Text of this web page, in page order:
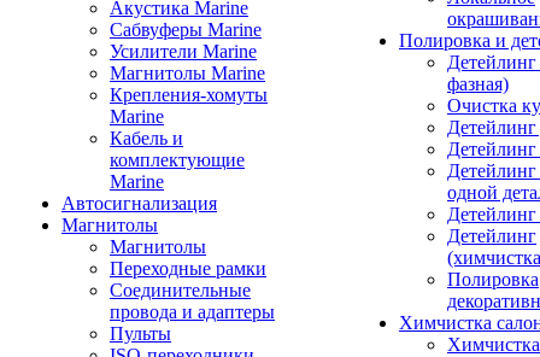
Акустика Marine
Сабвуферы Marine
Усилители Marine
Магнитолы Marine
Крепления-хомуты
Marine
Кабель и
комплектующие
Marine
Автосигнализация
Магнитолы
Магнитолы
Переходные рамки
Соединительные
провода и адаптеры
Пульты
Полировка и
фазная)
Очистка
Детейлинг
одной
Детейлинг
Полировка
Химчистка